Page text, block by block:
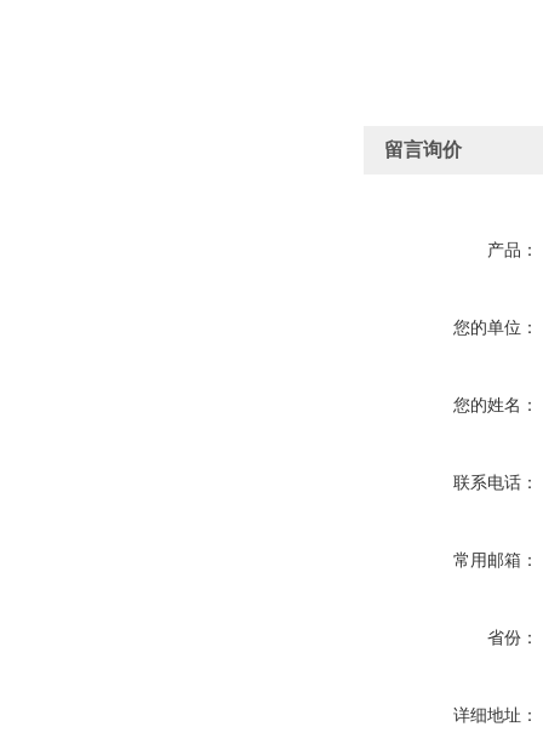
留言询价
产品：
您的单位：
您的姓名：
联系电话：
常用邮箱：
省份：
详细地址：